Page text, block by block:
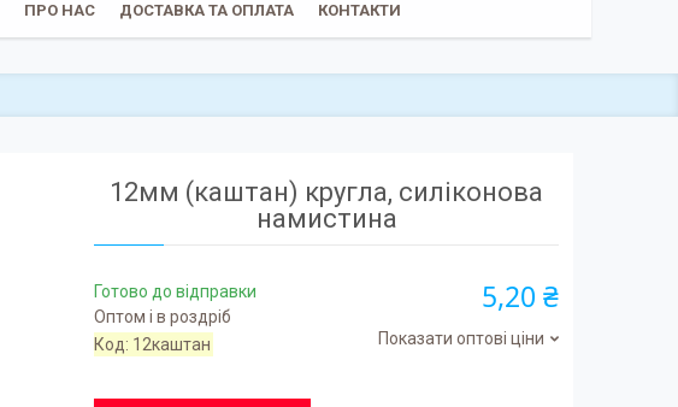
ПРО НАС ДОСТАВКА ТА ОПЛАТА КОНТАКТИ
12мм (каштан) кругла, силіконова
намистина
Готово до відправки
Оптом і в роздріб
Код: 12каштан
5,20 ₴
Показати оптові ціни